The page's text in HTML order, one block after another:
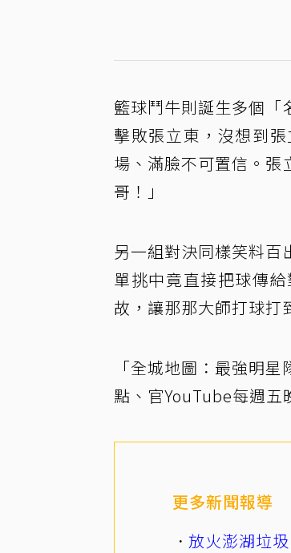
籃球鬥牛則誕生多個「
擊敗張立東，沒想到
場、滿臉不可置信。
哥！」
另一組對決同樣笑料百
單挑中竟直接把球傳
故，讓那那大師打球打
「全城地圖：最強明
點、官YouTube每週五
更多新聞報導
放火澎湖垃